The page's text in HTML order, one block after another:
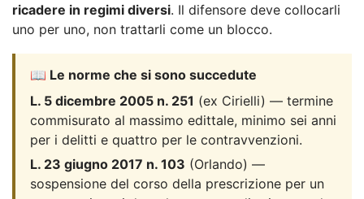
ricadere in regimi diversi. Il difensore deve collocarli
uno per uno, non trattarli come un blocco.
📖 Le norme che si sono succedute
L. 5 dicembre 2005 n. 251 (ex Cirielli) — termine
commisurato al massimo edittale, minimo sei anni
per i delitti e quattro per le contravvenzioni.
L. 23 giugno 2017 n. 103 (Orlando) —
sospensione del corso della prescrizione per un